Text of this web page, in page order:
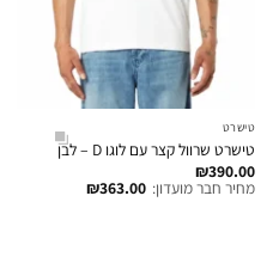
טישרט
טישרט שרוול קצר עם לוגו D – לבן
₪390.00
מחיר חבר מועדון: ₪363.00